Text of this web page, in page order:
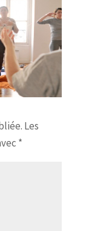
Les
*